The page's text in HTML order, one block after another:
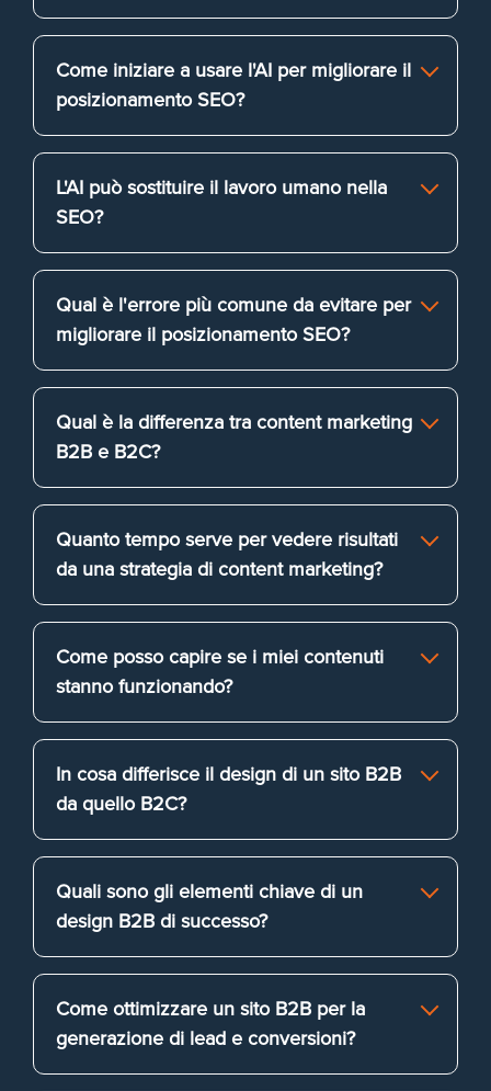
Come iniziare a usare l'AI per migliorare il
posizionamento SEO?
L'AI può sostituire il lavoro umano nella
SEO?
Qual è l'errore più comune da evitare per
migliorare il posizionamento SEO?
Qual è la differenza tra content marketing
B2B e B2C?
Quanto tempo serve per vedere risultati
da una strategia di content marketing?
Come posso capire se i miei contenuti
stanno funzionando?
In cosa differisce il design di un sito B2B
da quello B2C?
Quali sono gli elementi chiave di un
design B2B di successo?
Come ottimizzare un sito B2B per la
generazione di lead e conversioni?